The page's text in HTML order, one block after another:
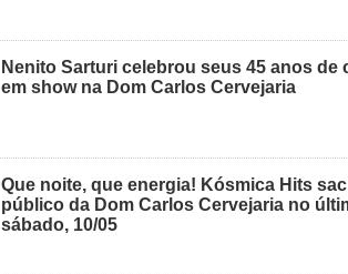
Nenito Sarturi celebrou seus 45 anos de
em show na Dom Carlos Cervejaria
Que noite, que energia! Kósmica Hits
público da Dom Carlos Cervejaria no
sábado, 10/05